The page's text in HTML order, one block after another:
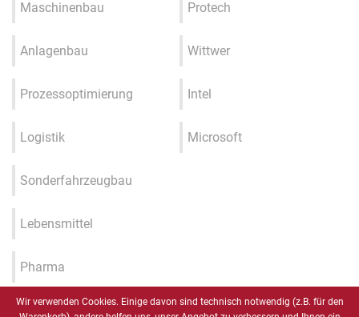
Maschinenbau
Anlagenbau
Prozessoptimierung
Logistik
Sonderfahrzeugbau
Lebensmittel
Pharma
Industrie 4.0 / IIOT / Smart
Protech
Wittwer
Intel
Microsoft
Wir verwenden Cookies. Einige davon sind technisch notwendig (z.B. für den